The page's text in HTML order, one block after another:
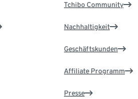
Tchibo Community
Nachhaltigkeit
Geschäftskunden
Affiliate Programm
Presse